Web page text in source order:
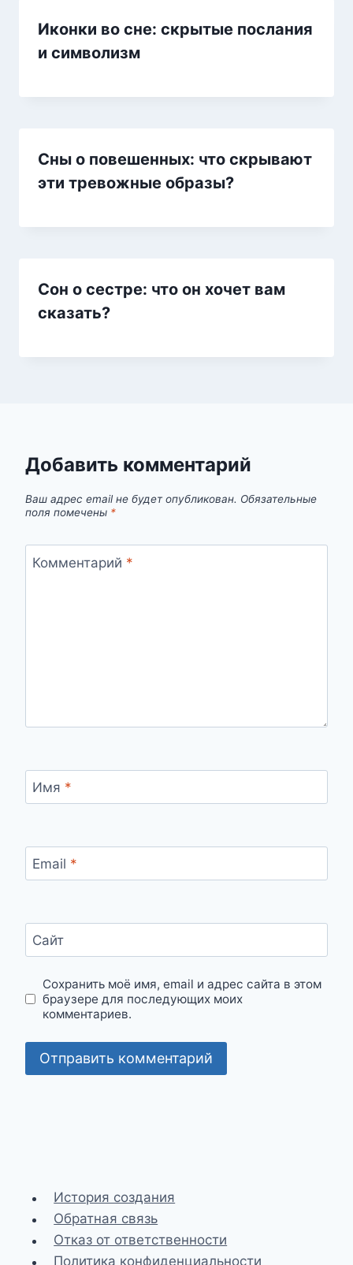
Иконки во сне: скрытые послания
и символизм
Сны о повешенных: что скрывают
эти тревожные образы?
Сон о сестре: что он хочет вам
сказать?
Добавить комментарий
Ваш адрес email не будет опубликован. Обязательные
поля помечены *
Комментарий *
Имя *
Email *
Сайт
Сохранить моё имя, email и адрес сайта в этом
браузере для последующих моих
комментариев.
История создания
Обратная связь
Отказ от ответственности
Политика конфиденциальности